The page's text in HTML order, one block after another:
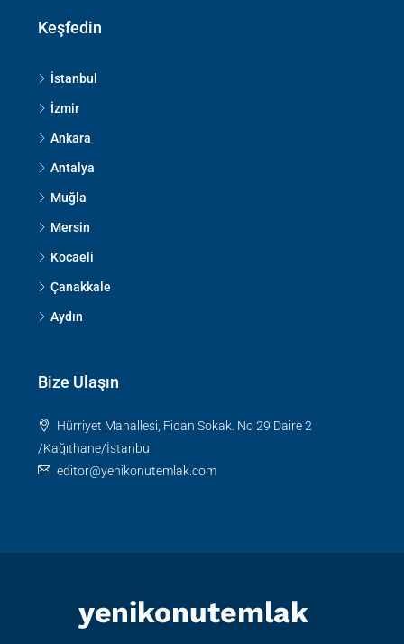
Keşfedin
İstanbul
İzmir
Ankara
Antalya
Muğla
Mersin
Kocaeli
Çanakkale
Aydın
Bize Ulaşın
Hürriyet Mahallesi, Fidan Sokak. No 29 Daire 2
/Kağıthane/İstanbul
editor@yenikonutemlak.com